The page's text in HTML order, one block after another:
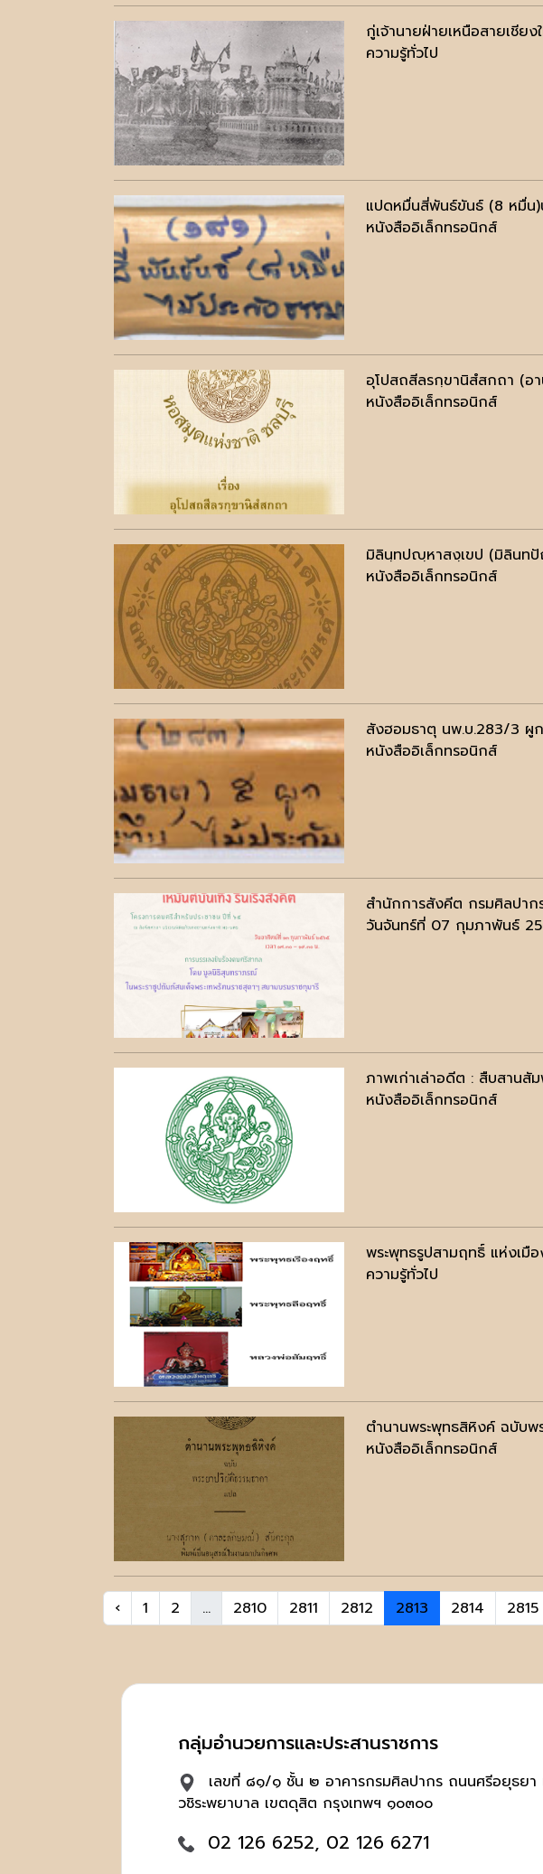
กู่เจ้านายฝ่ายเหนือสายเชียง
ความรู้ทั่วไป
แปดหมื่นสี่พันธ์ขันธ์ (8 หมื่น
หนังสืออิเล็กทรอนิกส์
อุโปสถสีลรกฺขานิสํสกถา (อ
หนังสืออิเล็กทรอนิกส์
มิลินฺทปญฺหาสงฺเขป (มิลินท
หนังสืออิเล็กทรอนิกส์
สังฮอมธาตุ นพ.บ.283/3 ผู
หนังสืออิเล็กทรอนิกส์
สำนักการสังคีต กรมศิลปาก
วันจันทร์ที่ 07 กุมภาพันธ์
ภาพเก่าเล่าอดีต : สืบสานสั
หนังสืออิเล็กทรอนิกส์
พระพุทธรูปสามฤทธิ์ แห่งเมือ
ความรู้ทั่วไป
ตำนานพระพุทธสิหิงค์ ฉบับพ
หนังสืออิเล็กทรอนิกส์
‹ 1 2 ... 2810 2811 2812 2813 2814 2815
กลุ่มอำนวยการและประสานราชการ
เลขที่ ๘๑/๑ ชั้น ๒ อาคารกรมศิลปากร ถนนศรีอยุธยา
วชิระพยาบาล เขตดุสิต กรุงเทพฯ ๑๐๓๐๐
02 126 6252, 02 126 6271